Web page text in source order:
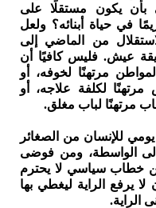
بأن يكون مستقلًا على
في حياة أبنائه؟ ولعل
من الماضي إلى
عيش. فليس كافيًا أن
مرتهنًا لخوفه، أو
لكلفة علاجه، أو
مرتهنًا لباب مغلق.
يومي للإنسان من الصغائر
الواسطة، ومن فوضى
ومن خطاب سياسي لا يحترم
يرفع الراية ليغطي بها
الراية.